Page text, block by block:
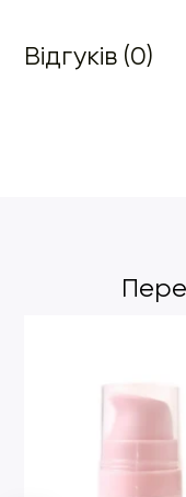
Відгуків (0)